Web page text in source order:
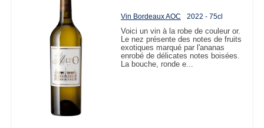
Vin Bordeaux AOC 2022 - 75cl
Voici un vin à la robe de couleur or.
Le nez présente des notes de fruits
exotiques marqué par l'ananas
enrobé de délicates notes boisées.
La bouche, ronde e...